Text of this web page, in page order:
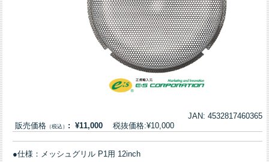
JAN: 4532817460365
販売価格 （税込） : ¥11,000 税抜価格:¥10,000
●仕様：メッシュグリル P1用 12inch